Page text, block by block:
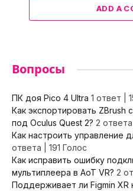
ADD A
Вопросы
ПК доя Pico 4 Ultra 1 ответ
Как экспортировать ZBrush
под Oculus Quest 2? 2 ответа
Как настроить управление
ответа
191 Голос
Как исправить ошибку
мультиплеера в AoT VR? 2
Поддерживает ли Figmin XR